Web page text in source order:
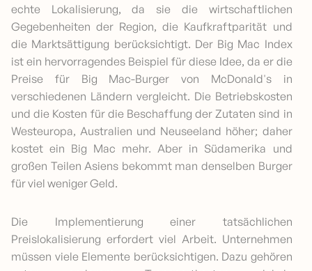
echte Lokalisierung, da sie die wirtschaftlichen
Gegebenheiten der Region, die Kaufkraftparität und
die Marktsättigung berücksichtigt. Der Big Mac Index
ist ein hervorragendes Beispiel für diese Idee, da er die
Preise für Big Mac-Burger von McDonald's in
verschiedenen Ländern vergleicht. Die Betriebskosten
und die Kosten für die Beschaffung der Zutaten sind in
Westeuropa, Australien und Neuseeland höher; daher
kostet ein Big Mac mehr. Aber in Südamerika und
großen Teilen Asiens bekommt man denselben Burger
für viel weniger Geld.
Die Implementierung einer tatsächlichen
Preislokalisierung erfordert viel Arbeit. Unternehmen
müssen viele Elemente berücksichtigen. Dazu gehören